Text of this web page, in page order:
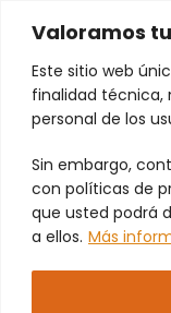
Valoramos
Este sitio web
finalidad técnica,
personal de los
Sin embargo,
con políticas de
que usted podrá
a ellos. Más